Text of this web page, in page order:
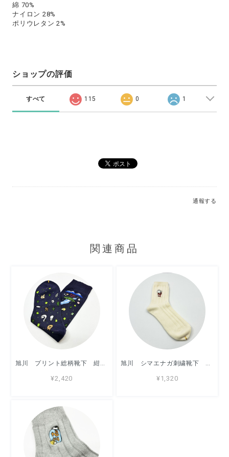
綿 70%
ナイロン 28%
ポリウレタン 2%
ショップの評価
すべて 115 0 1
通報する
関連商品
旭川 プリント総柄靴下 紺色 / 靴下 / アッコモン
¥2,420
旭川 シマエナガ刺繍靴下 きなり色 / 靴下 / アッコモン
¥1,320